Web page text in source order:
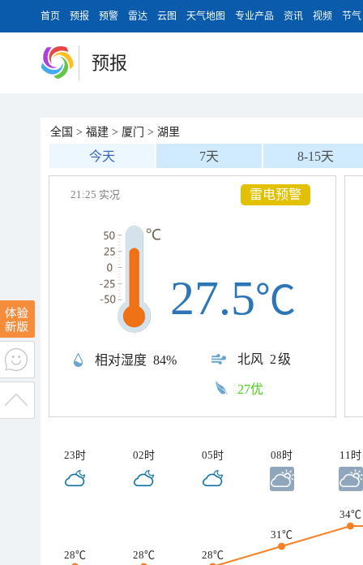
首页 预报 预警 雷达 云图 天气地图 专业产品 资讯 视频 节气
预报
全国 > 福建 > 厦门 > 湖里
今天 7天 8-15天
21:25 实况
相对湿度 84% 北风 2级
27.5℃
27优
雷电预警
23时 02时 05时 08时 11时
28℃ 28℃ 28℃
31℃
34℃